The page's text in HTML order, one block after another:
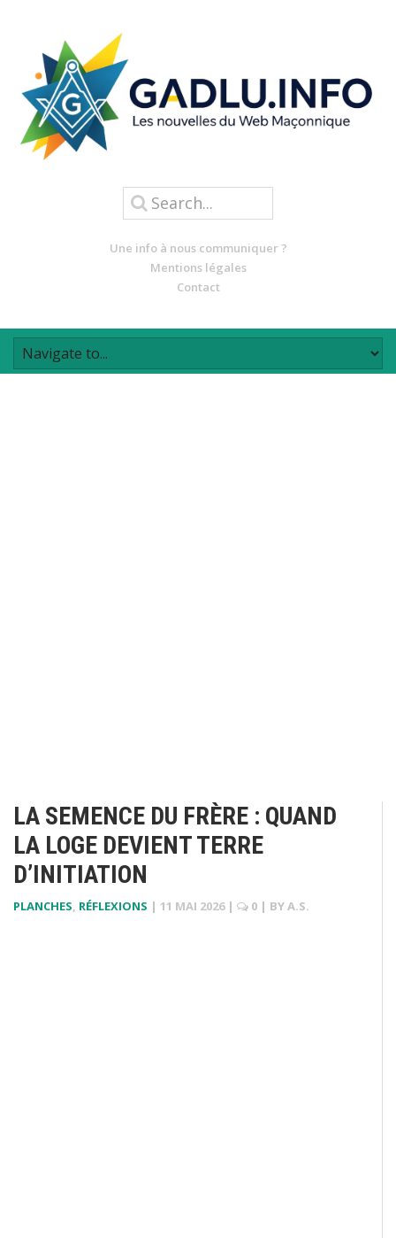
Une info à nous communiquer ?
Mentions légales
Contact
LA SEMENCE DU FRÈRE : QUAND
LA LOGE DEVIENT TERRE
D’INITIATION
PLANCHES, RÉFLEXIONS | 11 MAI 2026 | 0 | BYA.S.